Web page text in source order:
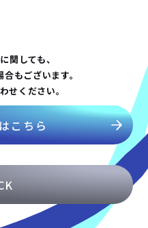
関しても、
もございます。
せください。
こちら